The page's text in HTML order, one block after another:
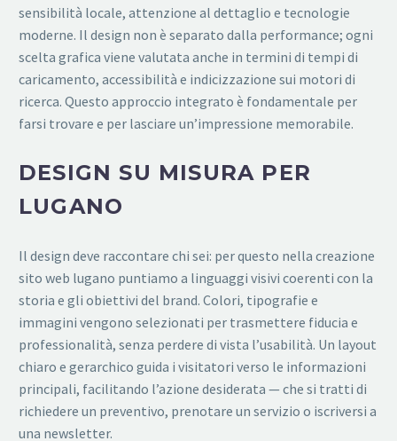
sensibilità locale, attenzione al dettaglio e tecnologie
moderne. Il design non è separato dalla performance; ogni
scelta grafica viene valutata anche in termini di tempi di
caricamento, accessibilità e indicizzazione sui motori di
ricerca. Questo approccio integrato è fondamentale per
farsi trovare e per lasciare un’impressione memorabile.
DESIGN SU MISURA PER
LUGANO
Il design deve raccontare chi sei: per questo nella creazione
sito web lugano puntiamo a linguaggi visivi coerenti con la
storia e gli obiettivi del brand. Colori, tipografie e
immagini vengono selezionati per trasmettere fiducia e
professionalità, senza perdere di vista l’usabilità. Un layout
chiaro e gerarchico guida i visitatori verso le informazioni
principali, facilitando l’azione desiderata — che si tratti di
richiedere un preventivo, prenotare un servizio o iscriversi a
una newsletter.